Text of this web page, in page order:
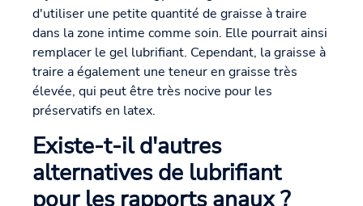
d'utiliser une petite quantité de graisse à traire
dans la zone intime comme soin. Elle pourrait ainsi
remplacer le gel lubrifiant. Cependant, la graisse à
traire a également une teneur en graisse très
élevée, qui peut être très nocive pour les
préservatifs en latex.
Existe-t-il d'autres
alternatives de lubrifiant
pour les rapports anaux ?